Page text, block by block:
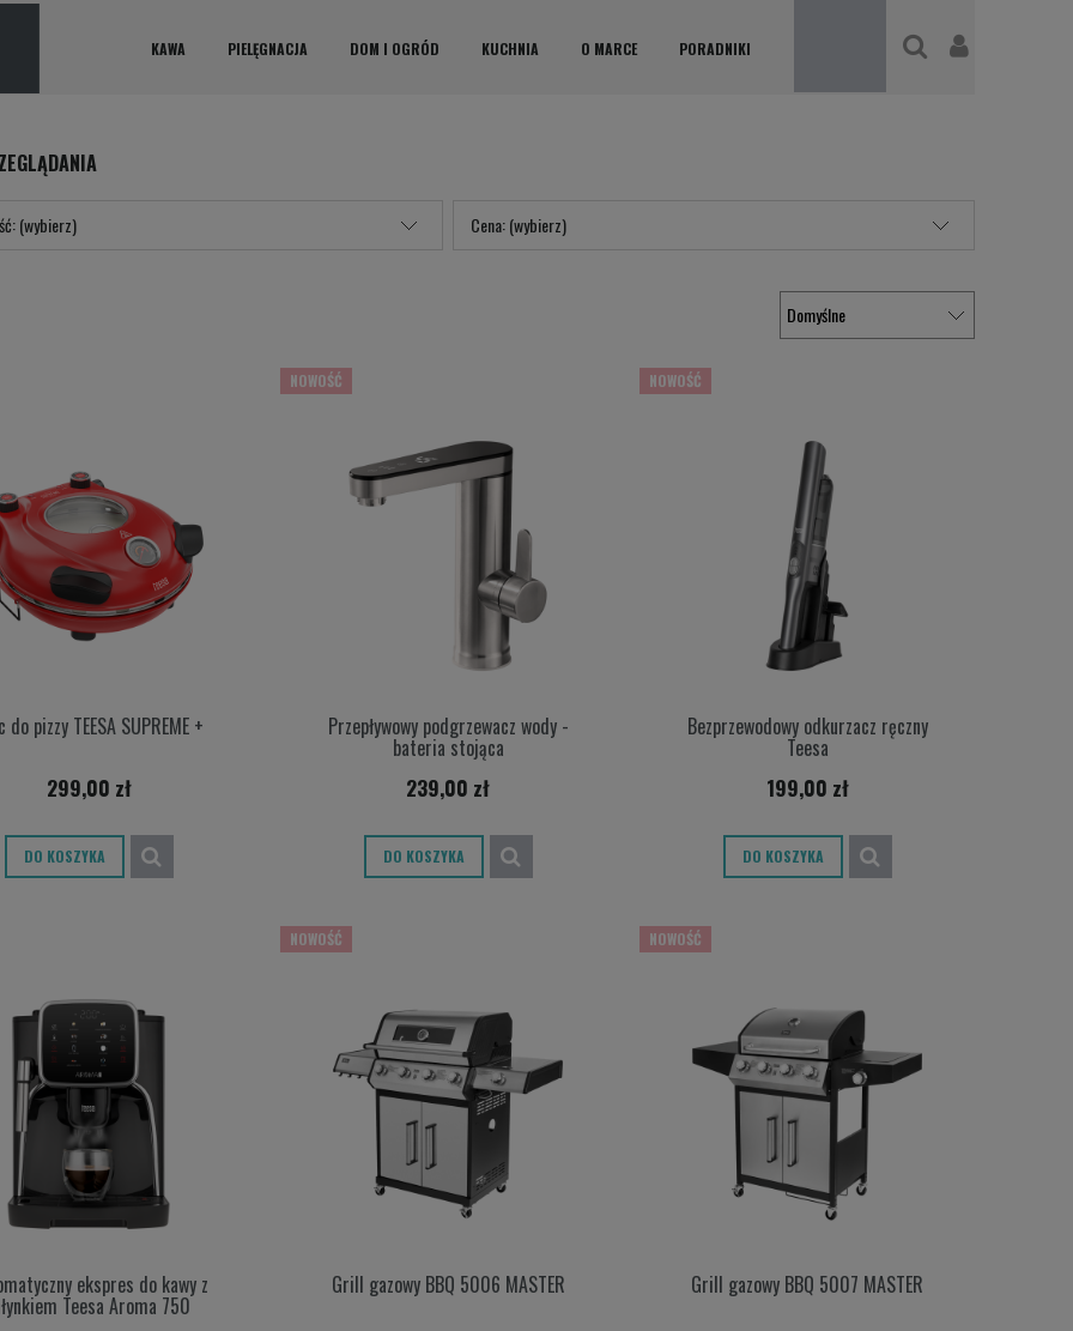
KAWA PIELĘGNACJA DOM I OGRÓD KUCHNIA O MARCE PORADNIKI
DO KOSZYKA
(wybierz) Cena: (wybierz)
do pizzy TEESA SUPREME +
299,00 zł
DO KOSZYKA
Przepływowy podgrzewacz wody -
bateria stojąca
239,00 zł
DO KOSZYKA
NOWOŚĆ
Bezprzewodowy odkurzacz ręczny
Teesa
199,00 zł
DO KOSZYKA
NOWOŚĆ
ekspres do kawy z
Teesa Aroma 750
Grill gazowy BBQ 5006 MASTER
NOWOŚĆ
Grill gazowy BBQ 5007 MASTER
NOWOŚĆ